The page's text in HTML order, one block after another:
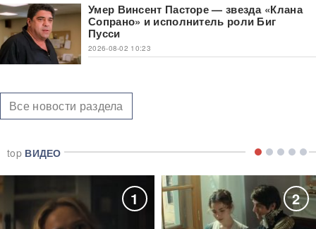
Умер Винсент Пасторе — звезда «Клана
Сопрано» и исполнитель роли Биг
Пусси
2026-08-02 10:23
Все новости раздела
top ВИДЕО
1 2